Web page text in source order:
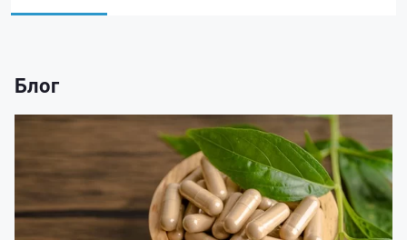
Блог